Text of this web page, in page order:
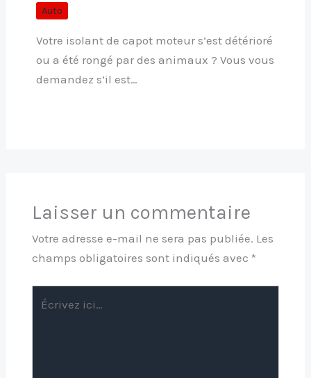
Auto
Votre isolant de capot moteur s’est détérioré
ou a été rongé par des animaux ? Vous vous
demandez s’il est…
Laisser un commentaire
Votre adresse e-mail ne sera pas publiée. Les
champs obligatoires sont indiqués avec *